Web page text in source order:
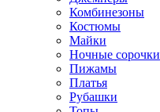
Комбинезоны
Костюмы
Майки
Ночные сорочки
Пижамы
Платья
Рубашки